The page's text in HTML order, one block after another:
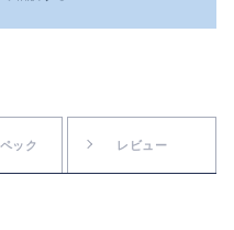
ック レビュー